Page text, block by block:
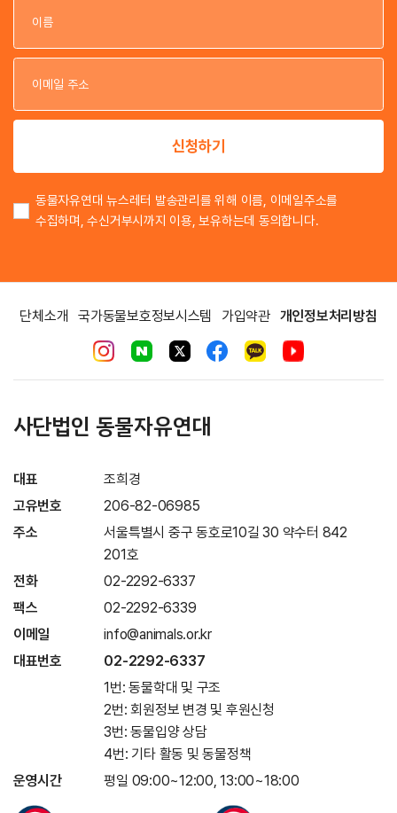
이
이
신청하기
동물자유연대 뉴스레터 발송관리를 위해 이름, 이메일주소를
수집하며, 수신거부시까지 이용, 보유하는데 동의합니다.
단체소개 국가동물보호정보시스템 가입약관 개인정보처리방침
사단법인 동물자유연대
대표
조희경
고유번호
206-82-06985
주소
서울특별시 중구 동호로10길 30 약수터 842
201호
전화
02-2292-6337
팩스
02-2292-6339
이메일
info@animals.or.kr
대표번호
02-2292-6337
1번: 동물학대 및 구조
2번: 회원정보 변경 및 후원신청
3번: 동물입양 상담
4번: 기타 활동 및 동물정책
운영시간
평일 09:00~12:00, 13:00~18:00